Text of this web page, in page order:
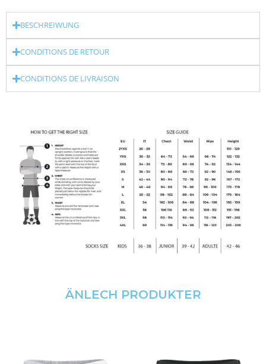
BESCHREIWUNG
CONDITIONS DE RETOUR
CONDITIONS DE LIVRAISON
ÄNLECH PRODUKTER